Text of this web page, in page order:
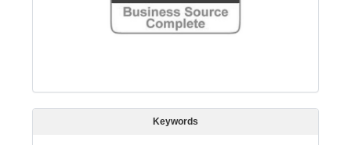
Keywords